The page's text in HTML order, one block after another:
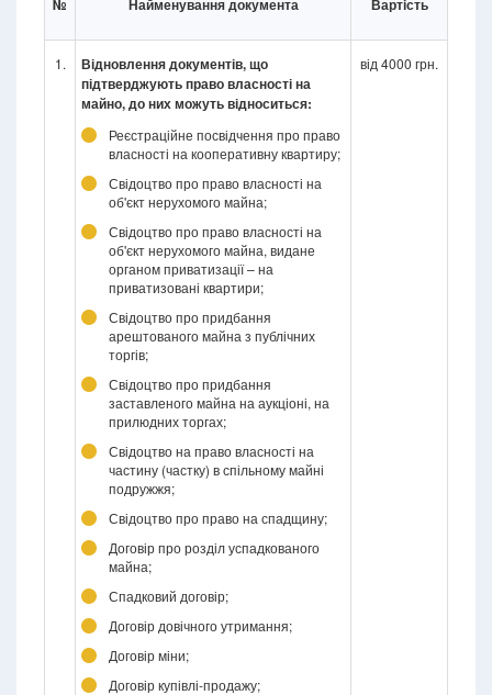
№ Найменування документа Вартість
1.
Відновлення документів, що
підтверджують право власності на
майно, до них можуть відноситься:
Реєстраційне посвідчення про право
власності на кооперативну квартиру;
Свідоцтво про право власності на
об'єкт нерухомого майна;
Свідоцтво про право власності на
об'єкт нерухомого майна, видане
органом приватизації – на
приватизовані квартири;
Свідоцтво про придбання
арештованого майна з публічних
торгів;
Свідоцтво про придбання
заставленого майна на аукціоні, на
прилюдних торгах;
Свідоцтво на право власності на
частину (частку) в спільному майні
подружжя;
Свідоцтво про право на спадщину;
Договір про розділ успадкованого
майна;
Спадковий договір;
Договір довічного утримання;
Договір міни;
Договір купівлі-продажу;
від 4000 грн.